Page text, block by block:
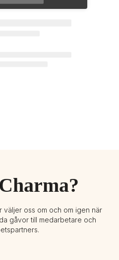
väljer oss om och om igen när
gåvor till medarbetare och